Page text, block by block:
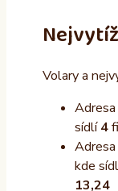
Volary a
Adresa
sídlí4
Adresa
kde
13,24